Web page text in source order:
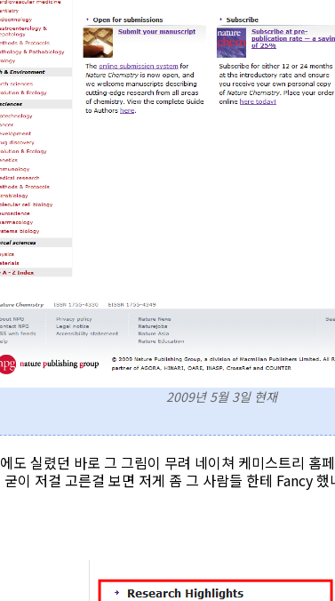
2009년 5월 3일 현재
도 실렸던 바로 그 그림이 무려 네이쳐 케미스트리 홈
이 저걸 고른걸 보면 저게 좀 그 사람들 한테 Fancy